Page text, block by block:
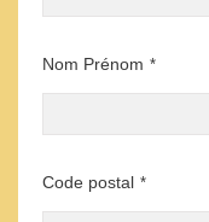
Nom Prénom *
Code postal *